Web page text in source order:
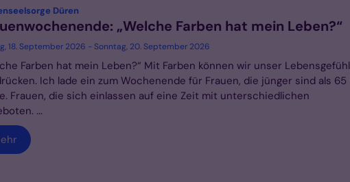
Düren
„Welche Farben hat mein Leben?“
18. September 2026 - Sonntag, 20. September 2026
Farben hat mein Leben?“ Mit Farben können wir unser Lebensgefühl
Ich lade ein zum Wochenende für Frauen, die jünger sind als 65
Frauen, die sich einlassen auf eine Zeit mit unterschiedlichen
...